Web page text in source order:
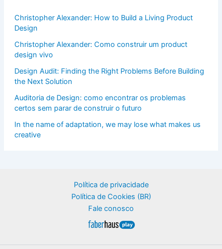
Christopher Alexander: How to Build a Living Product
Design
Christopher Alexander: Como construir um product
design vivo
Design Audit: Finding the Right Problems Before Building
the Next Solution
Auditoria de Design: como encontrar os problemas
certos sem parar de construir o futuro
In the name of adaptation, we may lose what makes us
creative
Política de privacidade
Política de Cookies (BR)
Fale conosco